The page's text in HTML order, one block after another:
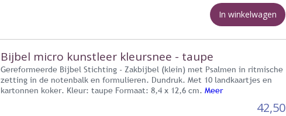
In winkelwagen
Bijbel micro kunstleer kleursnee - taupe
Gereformeerde Bijbel Stichting - Zakbijbel (klein) met Psalmen in ritmische
zetting in de notenbalk en formulieren. Dundruk. Met 10 landkaartjes en
kartonnen koker. Kleur: taupe Formaat: 8,4 x 12,6 cm. Meer
42,50